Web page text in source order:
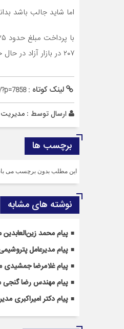
اما شاید جالب باشد بدانید که پژو ۲۰۷ در ارزان‌ترین حالت ممکن با چه
۲۰۷ در بازار آزاد در حال حاضر به حدود ۹۰۰ میلیون تومان رسیده است.
لینک کوتاه :
ارسال توسط : مدیریت
برچسب ها
این مطلب بدون برچسب می
نوشته های مشابه
پیام محمد
پیام مدیرعامل
پیام غلامرضا جمشیدی
پیام مهندس رضا گنجی
پیام دکتر امیراکبری